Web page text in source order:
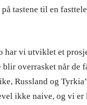
tastene til en
har vi utviklet et
overrasket når de
Russland og
ikke naive, og vi er